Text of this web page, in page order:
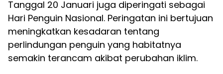
Tanggal 20 Januari juga diperingati sebagai
Hari Penguin Nasional. Peringatan ini bertujuan
meningkatkan kesadaran tentang
perlindungan penguin yang habitatnya
semakin terancam akibat perubahan iklim.